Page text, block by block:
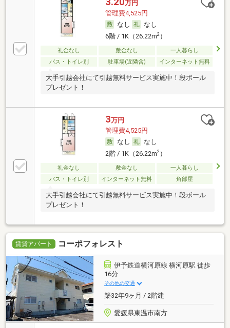
万円
管理費4,525円
なし
なし
6階 / 1K（26.22m2）
礼金なし 敷金なし
一人暮らし
バス・トイレ別
駐車場(近隣含) インターネット無料
大手引越会社にて引越無料サービス実施中！段ボール
プレゼント！
3万円
管理費4,525円
なし
なし
2階 / 1K（26.22m2）
礼金なし 敷金なし
一人暮らし
バス・トイレ別
インターネット無料 角部屋
大手引越会社にて引越無料サービス実施中！段ボール
プレゼント！
賃貸アパート コーポフォレスト
伊予鉄道横河原線 横河原駅 徒歩
16分
その他の交通
築32年9ヶ月 / 2階建
愛媛県東温市南方